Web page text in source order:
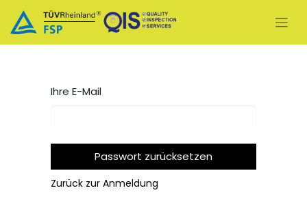
Ihre E-Mail
Passwort zurücksetzen
Zurück zur Anmeldung